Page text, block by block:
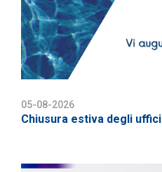
05-08-2026
Chiusura estiva degli uffici